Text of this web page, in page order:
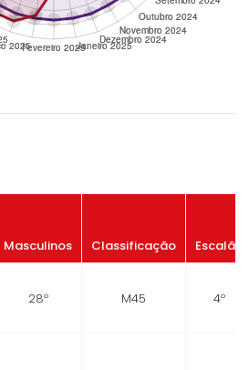
Masculinos Classificação Escalão
28º M45 4º